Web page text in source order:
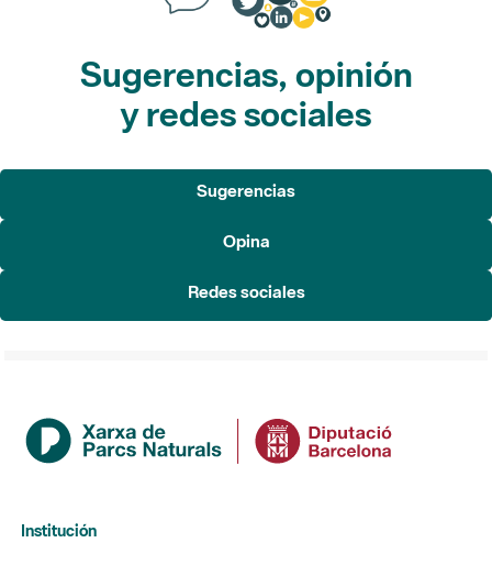
Sugerencias, opinión
y redes sociales
Sugerencias
Opina
Redes sociales
Institución